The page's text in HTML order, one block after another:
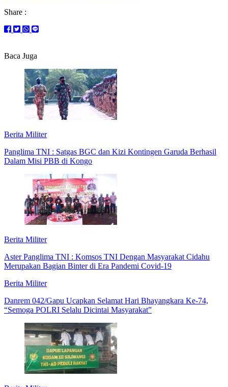
Share :
Baca Juga
Berita Militer
Panglima TNI : Satgas BGC dan Kizi Kontingen Garuda Berhasil
Dalam Misi PBB di Kongo
Berita Militer
Aster Panglima TNI : Komsos TNI Dengan Masyarakat Cidahu
Merupakan Bagian Binter di Era Pandemi Covid-19
Berita Militer
Danrem 042/Gapu Ucapkan Selamat Hari Bhayangkara Ke-74,
“Semoga POLRI Selalu Dicintai Masyarakat”